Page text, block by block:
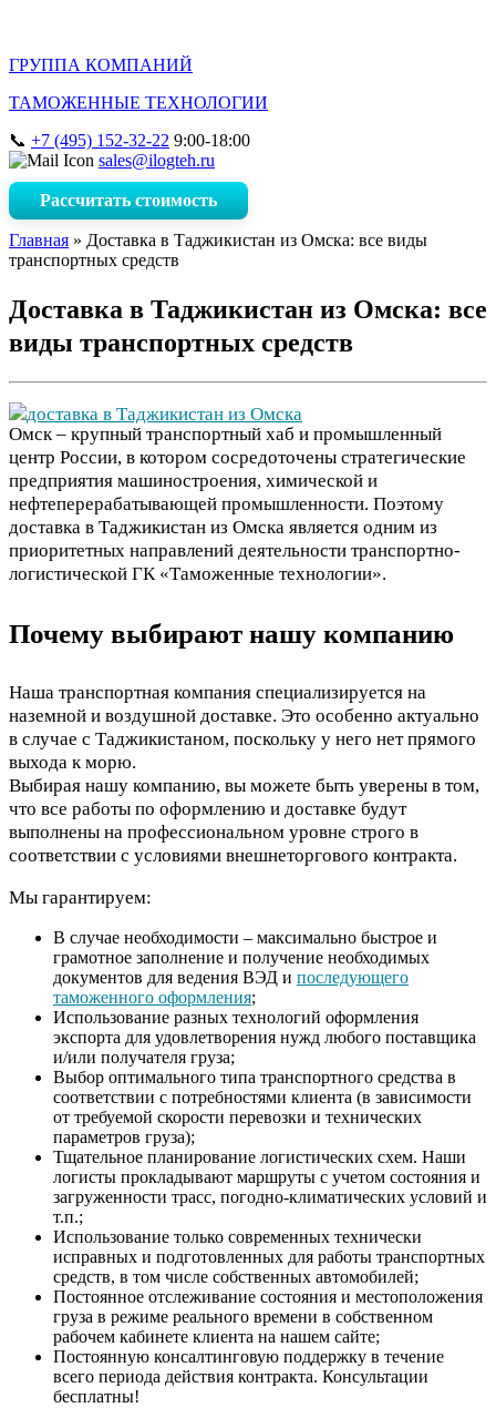
ГРУППА КОМПАНИЙ
ТАМОЖЕННЫЕ ТЕХНОЛОГИИ
+7 (495) 152-32-22 9:00-18:00
sales@ilogteh.ru
Рассчитать стоимость
Главная » Доставка в Таджикистан из Омска: все виды
транспортных средств
Доставка в Таджикистан из Омска: все
виды транспортных средств
Омск – крупный транспортный хаб и промышленный
центр России, в котором сосредоточены стратегические
предприятия машиностроения, химической и
нефтеперерабатывающей промышленности. Поэтому
доставка в Таджикистан из Омска является одним из
приоритетных направлений деятельности транспортно-
логистической ГК «Таможенные технологии».
Почему выбирают нашу компанию
Наша транспортная компания специализируется на
наземной и воздушной доставке. Это особенно актуально
в случае с Таджикистаном, поскольку у него нет прямого
выхода к морю.
Выбирая нашу компанию, вы можете быть уверены в том,
что все работы по оформлению и доставке будут
выполнены на профессиональном уровне строго в
соответствии с условиями внешнеторгового контракта.
Мы гарантируем:
В случае необходимости – максимально быстрое и
грамотное заполнение и получение необходимых
документов для ведения ВЭД и последующего
таможенного оформления;
Использование разных технологий оформления
экспорта для удовлетворения нужд любого поставщика
и/или получателя груза;
Выбор оптимального типа транспортного средства в
соответствии с потребностями клиента (в зависимости
от требуемой скорости перевозки и технических
параметров груза);
Тщательное планирование логистических схем. Наши
логисты прокладывают маршруты с учетом состояния и
загруженности трасс, погодно-климатических условий и
т.п.;
Использование только современных технически
исправных и подготовленных для работы транспортных
средств, в том числе собственных автомобилей;
Постоянное отслеживание состояния и местоположения
груза в режиме реального времени в собственном
рабочем кабинете клиента на нашем сайте;
Постоянную консалтинговую поддержку в течение
всего периода действия контракта. Консультации
бесплатны!